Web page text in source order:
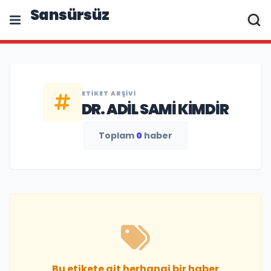
Sansürsüz
ETIKET ARŞIVI
DR. ADIL SAMI KIMDIR
Toplam 0 haber